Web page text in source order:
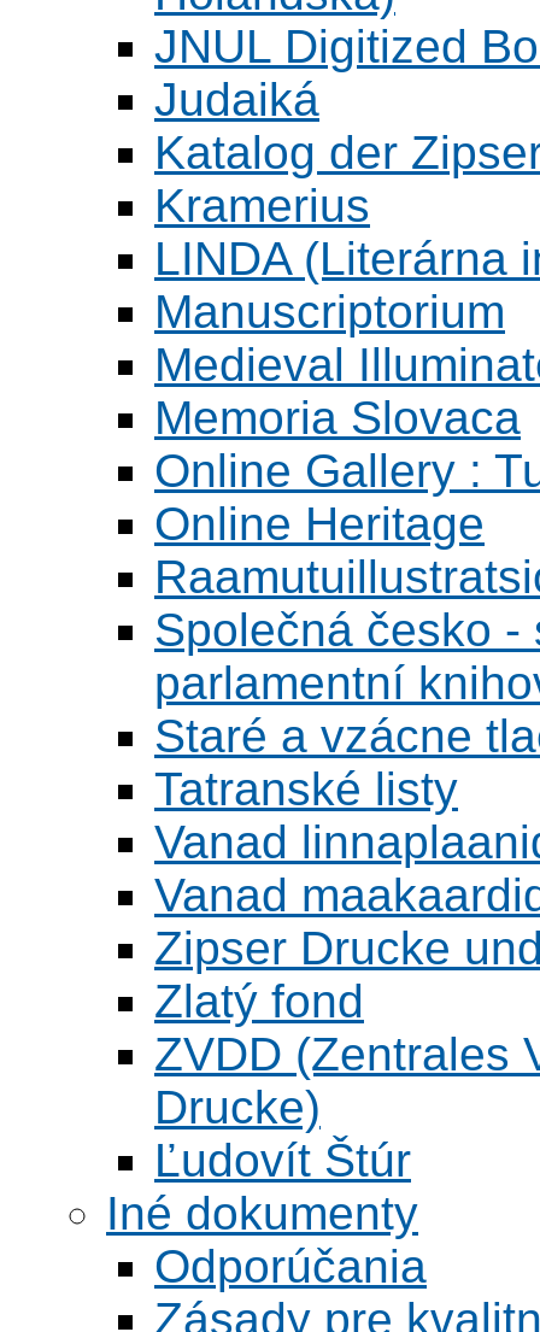
JNUL Digitized
Judaiká
Katalog der
Kramerius
LINDA (Literárna
Manuscriptorium
Medieval
Memoria Slovaca
Online Gallery :
Online Heritage
Společná česko
parlamentní
Staré a vzácne
Tatranské listy
Vanad
Vanad
Zipser Drucke
Zlatý fond
ZVDD (Zentrales
Drucke)
Ľudovít Štúr
Iné dokumenty
Odporúčania
Zásady pre